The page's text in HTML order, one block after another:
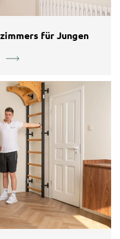
für Jungen